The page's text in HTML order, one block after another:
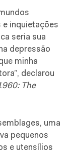
e inquietações
seria sua
depressão
minha
declarou
The
uma
pequenos
e utensílios